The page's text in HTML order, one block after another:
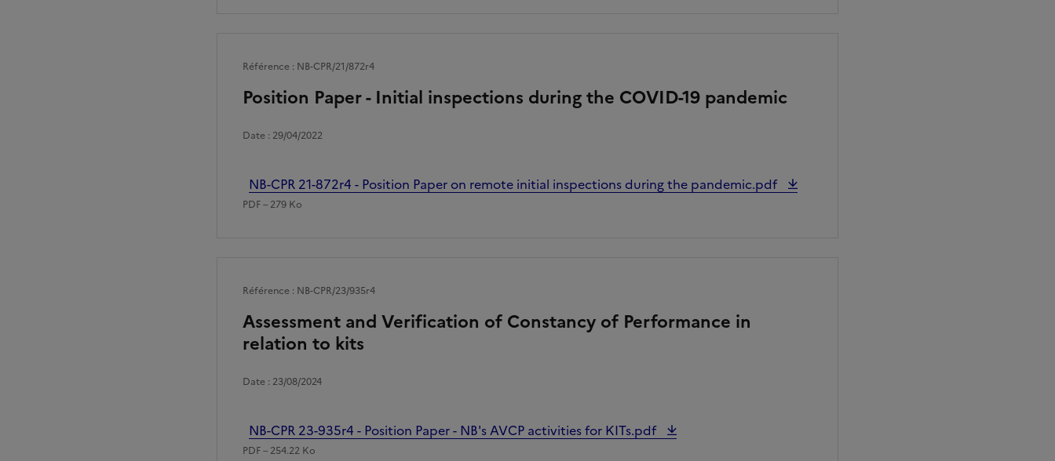
Position Paper - Initial inspections during the COVID-19 pandemic
Référence : NB-CPR/21/872r4
Date : 29/04/2022
Fichier
NB-CPR 21-872r4 - Position Paper on remote initial inspections during the pandemic.pdf
PDF – 279 Ko
Assessment and Verification of Constancy of Performance in
relation to kits
Référence : NB-CPR/23/935r4
Date : 23/08/2024
Fichier
NB-CPR 23-935r4 - Position Paper - NB's AVCP activities for KITs.pdf
PDF – 254.22 Ko